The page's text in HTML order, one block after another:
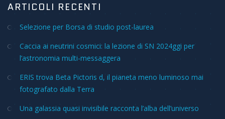
ARTICOLI RECENTI
Selezione per Borsa di studio post-laurea
Caccia ai neutrini cosmici: la lezione di SN 2024ggi per
l’astronomia multi-messaggera
ERIS trova Beta Pictoris d, il pianeta meno luminoso mai
fotografato dalla Terra
Una galassia quasi invisibile racconta l’alba dell’universo